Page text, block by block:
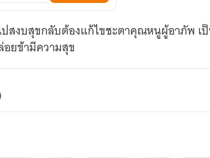
ปสงบสุขกลับต้องแก้ไขชะตาคุณหนูผู้อาภัพ เ
อยข้ามีความสุข